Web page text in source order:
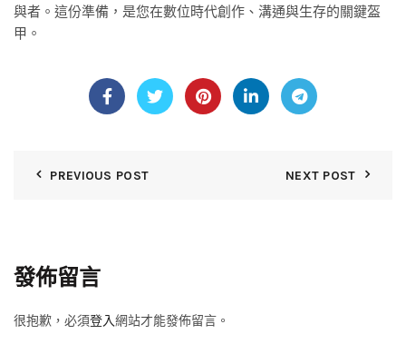
與者。這份準備，是您在數位時代創作、溝通與生存的關鍵盔
甲。
PREVIOUS POST NEXT POST
發佈留言
很抱歉，必須登入網站才能發佈留言。